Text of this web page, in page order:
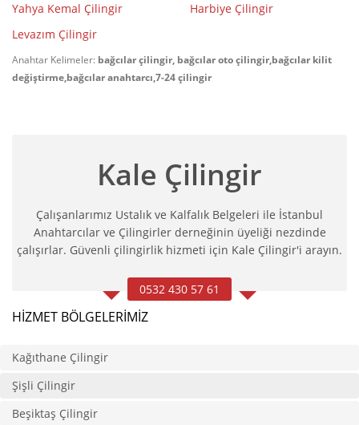
Yahya Kemal Çilingir
Harbiye Çilingir
Levazım Çilingir
Anahtar Kelimeler: bağcılar çilingir, bağcılar oto çilingir,bağcılar kilit
değiştirme,bağcılar anahtarcı,7-24 çilingir
Kale Çilingir
Çalışanlarımız Ustalık ve Kalfalık Belgeleri ile İstanbul
Anahtarcılar ve Çilingirler derneğinin üyeliği nezdinde
çalışırlar. Güvenli çilingirlik hizmeti için Kale Çilingir'i arayın.
0532 430 57 61
HIZMET BÖLGELERIMIZ
Kağıthane Çilingir
Şişli Çilingir
Beşiktaş Çilingir